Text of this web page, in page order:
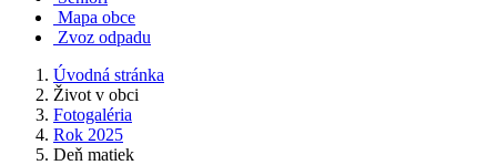
Mapa obce
Zvoz odpadu
Úvodná stránka
Život v obci
Fotogaléria
Rok 2025
Deň matiek